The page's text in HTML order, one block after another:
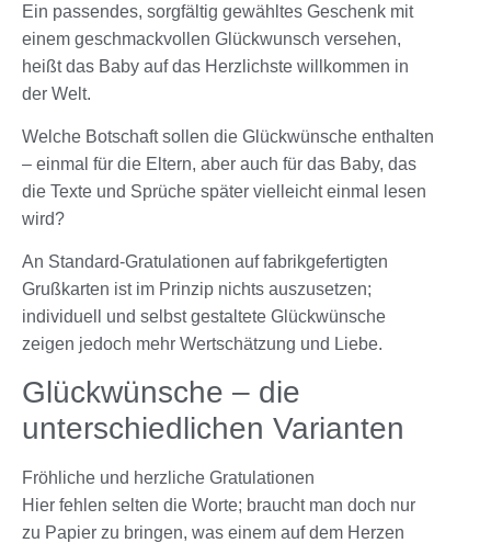
Ein passendes, sorgfältig gewähltes Geschenk mit
einem geschmackvollen Glückwunsch versehen,
heißt das Baby auf das Herzlichste willkommen in
der Welt.
Welche Botschaft sollen die Glückwünsche enthalten
– einmal für die Eltern, aber auch für das Baby, das
die Texte und Sprüche später vielleicht einmal lesen
wird?
An Standard-Gratulationen auf fabrikgefertigten
Grußkarten ist im Prinzip nichts auszusetzen;
individuell und selbst gestaltete Glückwünsche
zeigen jedoch mehr Wertschätzung und Liebe.
Glückwünsche – die
unterschiedlichen Varianten
Fröhliche und herzliche Gratulationen
Hier fehlen selten die Worte; braucht man doch nur
zu Papier zu bringen, was einem auf dem Herzen